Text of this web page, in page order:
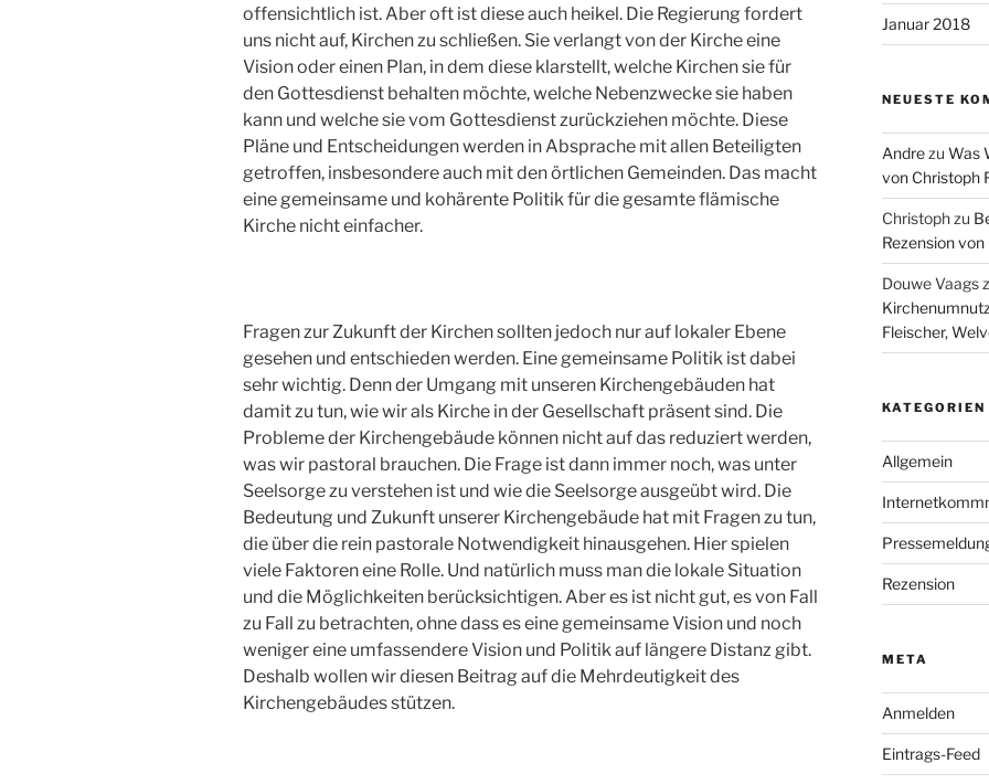
offensichtlich ist. Aber oft ist diese auch heikel. Die Regierung fordert
uns nicht auf, Kirchen zu schließen. Sie verlangt von der Kirche eine
Vision oder einen Plan, in dem diese klarstellt, welche Kirchen sie für
den Gottesdienst behalten möchte, welche Nebenzwecke sie haben
kann und welche sie vom Gottesdienst zurückziehen möchte. Diese
Pläne und Entscheidungen werden in Absprache mit allen Beteiligten
getroffen, insbesondere auch mit den örtlichen Gemeinden. Das macht
eine gemeinsame und kohärente Politik für die gesamte flämische
Kirche nicht einfacher.
Fragen zur Zukunft der Kirchen sollten jedoch nur auf lokaler Ebene
gesehen und entschieden werden. Eine gemeinsame Politik ist dabei
sehr wichtig. Denn der Umgang mit unseren Kirchengebäuden hat
damit zu tun, wie wir als Kirche in der Gesellschaft präsent sind. Die
Probleme der Kirchengebäude können nicht auf das reduziert werden,
was wir pastoral brauchen. Die Frage ist dann immer noch, was unter
Seelsorge zu verstehen ist und wie die Seelsorge ausgeübt wird. Die
Bedeutung und Zukunft unserer Kirchengebäude hat mit Fragen zu tun,
die über die rein pastorale Notwendigkeit hinausgehen. Hier spielen
viele Faktoren eine Rolle. Und natürlich muss man die lokale Situation
und die Möglichkeiten berücksichtigen. Aber es ist nicht gut, es von Fall
zu Fall zu betrachten, ohne dass es eine gemeinsame Vision und noch
weniger eine umfassendere Vision und Politik auf längere Distanz gibt.
Deshalb wollen wir diesen Beitrag auf die Mehrdeutigkeit des
Kirchengebäudes stützen.
Januar 2018
NEUESTE
Andrezu Was
von Christoph
Christophzu
Rezension
Douwe Vaags
Fleischer,
KATEGORIEN
Allgemein
Rezension
META
Anmelden
Eintrags-Feed